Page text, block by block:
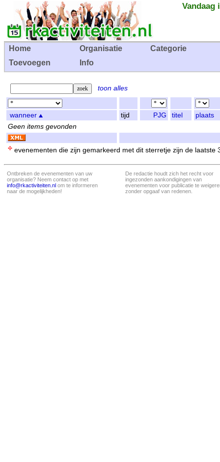
Vandaag
Home Organisatie
Categorie
Toevoegen
Info
toon alles
wanneer tijd PJG titel
plaats
Geen items gevonden
evenementen die zijn gemarkeerd met dit sterretje zijn de laatste
Ontbreken de evenementen van uw
organisatie? Neem contact op met
info@rkactiviteiten.nl om te informeren
naar de mogelijkheden!
De redactie houdt zich het recht voor
ingezonden aankondigingen van
evenementen voor publicatie te
zonder opgaaf van redenen.